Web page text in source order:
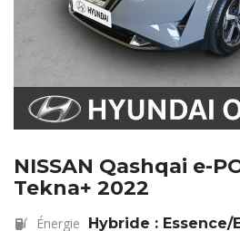
NISSAN Qashqai e-
Tekna+ 2022
Énergie Hybride :